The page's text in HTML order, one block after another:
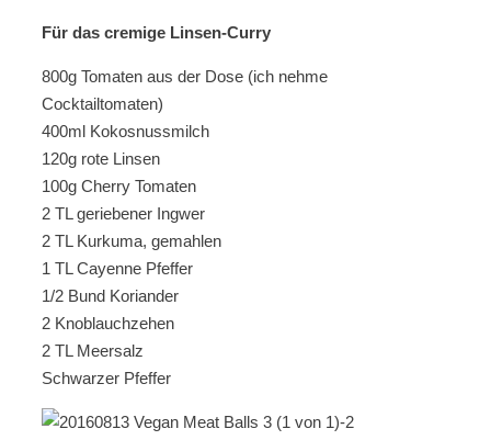
Für das cremige Linsen-Curry
800g Tomaten aus der Dose (ich nehme
Cocktailtomaten)
400ml Kokosnussmilch
120g rote Linsen
100g Cherry Tomaten
2 TL geriebener Ingwer
2 TL Kurkuma, gemahlen
1 TL Cayenne Pfeffer
1/2 Bund Koriander
2 Knoblauchzehen
2 TL Meersalz
Schwarzer Pfeffer